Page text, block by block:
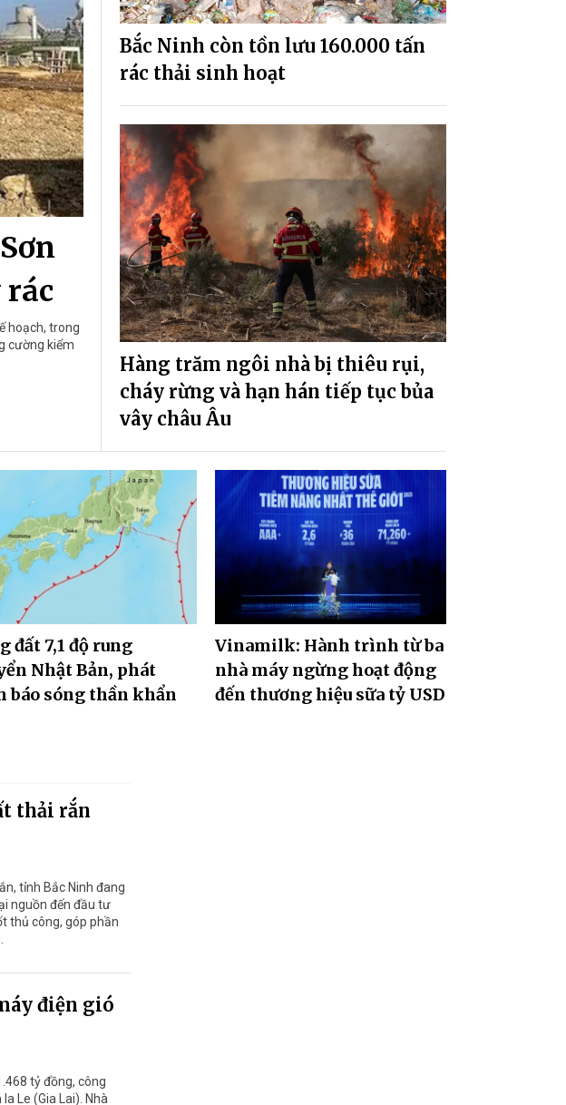
rác
hoạch, trong
cường kiểm
Bắc Ninh còn tồn lưu 160.000 tấn
rác thải sinh hoạt
Hàng trăm ngôi nhà bị thiêu rụi,
cháy rừng và hạn hán tiếp tục bủa
vây châu Âu
đất 7,1 độ rung
Nhật Bản, phát
báo sóng thần khẩn
Vinamilk: Hành trình từ ba
nhà máy ngừng hoạt động
đến thương hiệu sữa tỷ USD
thải rắn
tỉnh Bắc Ninh đang
nguồn đến đầu tư
thủ công, góp phần
điện gió
tỷ đồng, công
Le (Gia Lai). Nhà